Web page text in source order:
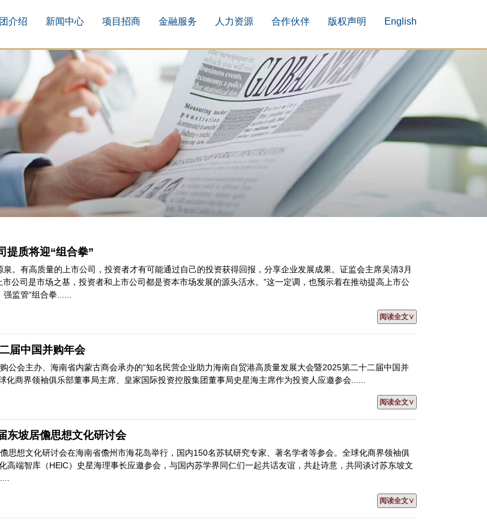
介绍 新闻中心 项目招商 金融服务 人力资源 合作伙伴 版权声明 English
提质将迎“组合拳”
泉。有高质量的上市公司，投资者才有可能通过自己的投资获得回报，分享企业发展成果。证监会主席吴清3月
公司是市场之基，投资者和上市公司都是资本市场发展的源头活水。”这一定调，也预示着在推动提高上市公
监管“组合拳......
阅读全文∨
届中国并购年会
公会主办、海南省内蒙古商会承办的“知名民营企业助力海南自贸港高质量发展大会暨2025第二十二届中国并
化商界领袖俱乐部董事局主席、皇家国际投资控股集团董事局史星海主席作为投资人应邀参会......
阅读全文∨
东坡居儋思想文化研讨会
思想文化研讨会在海南省儋州市海花岛举行，国内150名苏轼研究专家、著名学者等参会。全球化商界领袖俱
高端智库（HElC）史星海理事长应邀参会，与国内苏学界同仁们一起共话友谊，共赴诗意，共同谈讨苏东坡文
阅读全文∨